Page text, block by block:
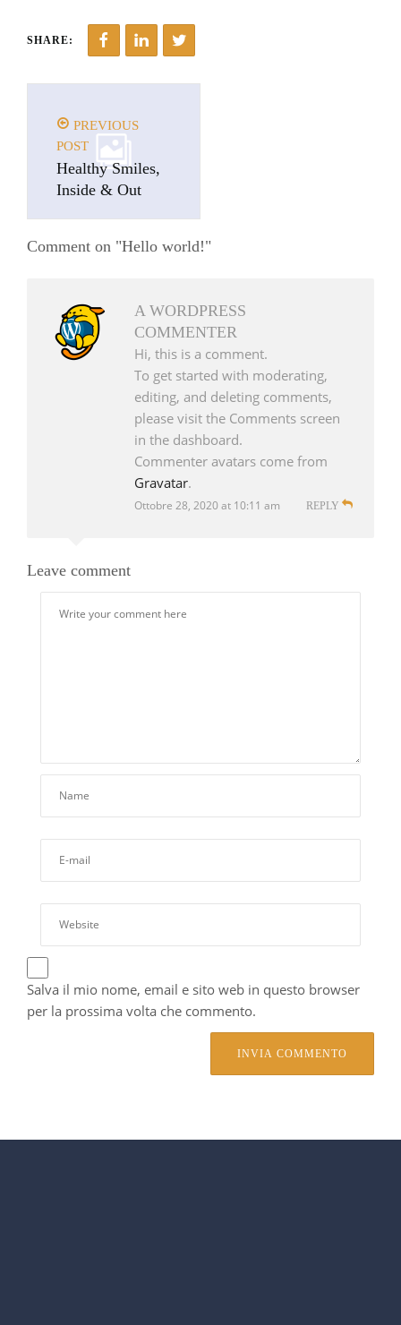
SHARE:
PREVIOUS
POST
Healthy Smiles,
Inside & Out
Comment on "Hello world!"
A WORDPRESS
COMMENTER
Hi, this is a comment.
To get started with moderating,
editing, and deleting comments,
please visit the Comments screen
in the dashboard.
Commenter avatars come from
Gravatar.
Ottobre 28, 2020 at 10:11 am REPLY
Leave comment
Salva il mio nome, email e sito web in questo browser
per la prossima volta che commento.